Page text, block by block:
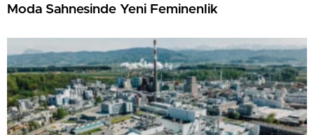
Moda Sahnesinde Yeni Feminenlik